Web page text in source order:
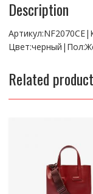
Description
Related